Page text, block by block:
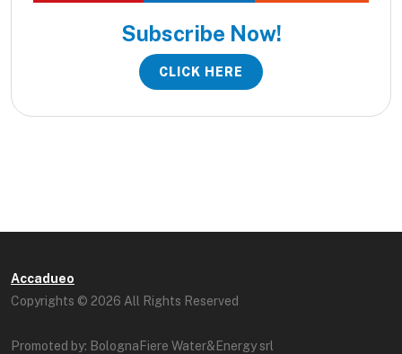
Subscribe Now!
CLICK HERE
Accadueo
Copyrights © 2026 All Rights Reserved
Promoted by: BolognaFiere Water&Energy srl